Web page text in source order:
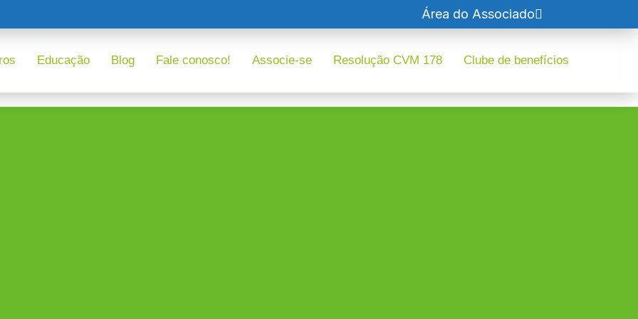
Área do Associado
Educação Blog Fale conosco! Associe-se Resolução CVM 178 Clube de benefícios